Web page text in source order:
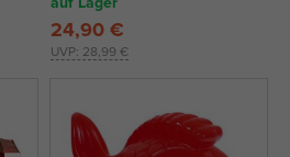
UVP: 28,99 €
24,90 €